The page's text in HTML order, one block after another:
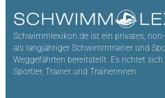
Schwimmlexikon.de ist ein privates,
als langjähriger Schwimmtrainer und
Weggefährten bereitstellt. Es richtet
Sportler, Trainer und Trainerinnen.